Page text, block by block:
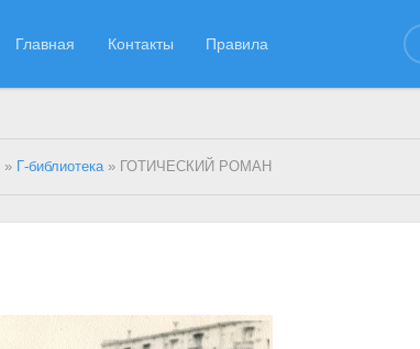
Главная Контакты Правила
» Г-библиотека» ГОТИЧЕСКИЙ РОМАН